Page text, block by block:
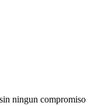
ningun compromiso